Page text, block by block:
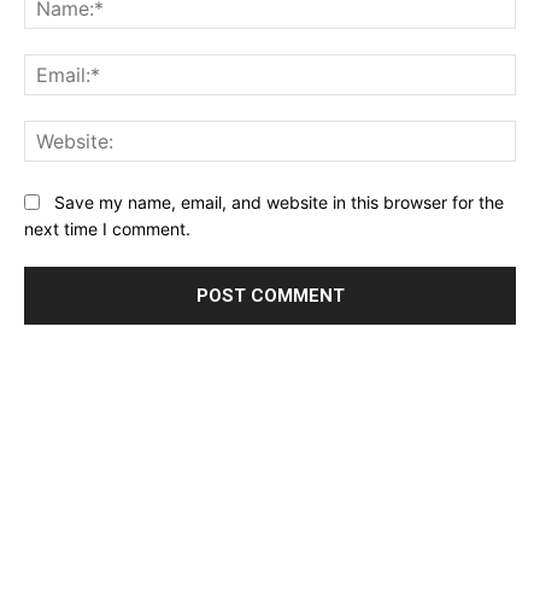
Save my name, email, and website in this browser for the
next time I comment.